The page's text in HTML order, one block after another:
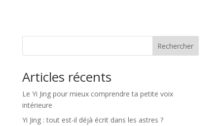
Rechercher
Articles récents
Le Yi Jing pour mieux comprendre ta petite voix
intérieure
Yi Jing : tout est-il déjà écrit dans les astres ?